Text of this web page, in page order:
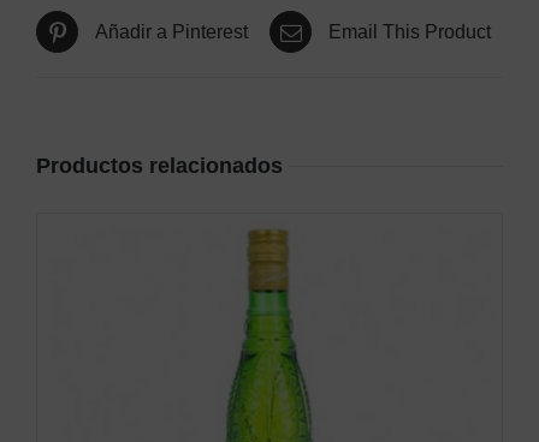
Añadir a Pinterest Email This Product
Productos relacionados